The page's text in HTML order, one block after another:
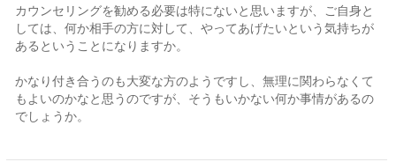
カウンセリングを勧める必要は特にないと思いますが、ご自身と
しては、何か相手の方に対して、やってあげたいという気持ちが
あるということになりますか。
かなり付き合うのも大変な方のようですし、無理に関わらなくて
もよいのかなと思うのですが、そうもいかない何か事情があるの
でしょうか。